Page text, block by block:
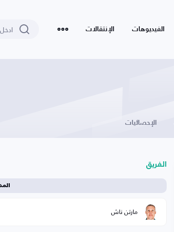
الفيديوهات الإنتقالات
الإحصائيات
الفريق
مارتن ناش